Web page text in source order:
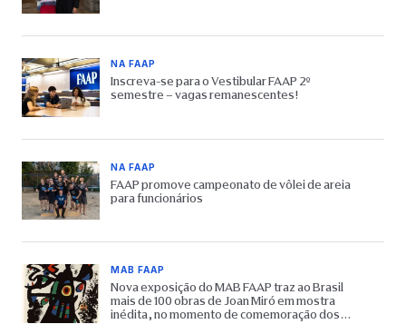
NA FAAP
Inscreva-se para o Vestibular FAAP 2º
semestre – vagas remanescentes!
NA FAAP
FAAP promove campeonato de vôlei de areia
para funcionários
MAB FAAP
Nova exposição do MAB FAAP traz ao Brasil
mais de 100 obras de Joan Miró em mostra
inédita, no momento de comemoração dos